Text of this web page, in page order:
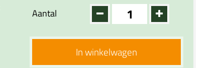
Aantal
In winkelwagen